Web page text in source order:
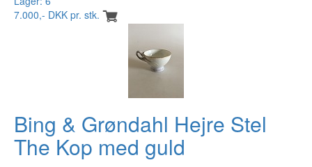
7.000,- DKK pr. stk.
Bing & Grøndahl Hejre Stel
The Kop med guld